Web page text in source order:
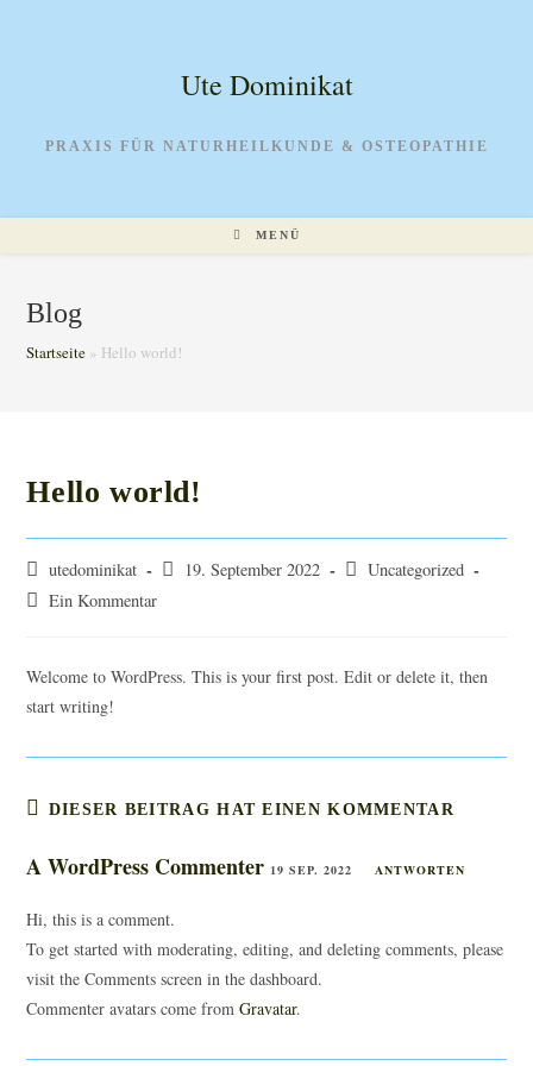
Ute Dominikat
PRAXIS FÜR NATURHEILKUNDE & OSTEOPATHIE
MENÜ
Blog
Startseite » Hello world!
Hello world!
Beitrags-
Autor:
utedominikat
Beitrag19. September 2022
Beitrags-
Uncategorized
Beitrags-
Ein Kommentar
Welcome to WordPress. This is your first post. Edit or delete it, then
start writing!
DIESER BEITRAG HAT EINEN KOMMENTAR
A WordPress Commenter 19 SEP. 2022 ANTWORTEN
Hi, this is a comment.
To get started with moderating, editing, and deleting comments, please
visit the Comments screen in the dashboard.
Commenter avatars come fromGravatar.